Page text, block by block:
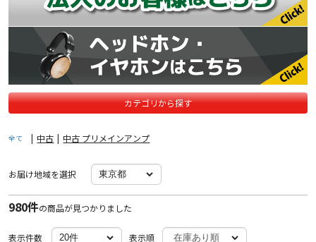
カテゴリから探す
全て | 中古 | 中古 プリメインアンプ
お届け地域を選択
980件の商品が見つかりました
表示件数 表示順